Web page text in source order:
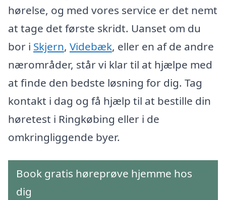
hørelse, og med vores service er det nemt
at tage det første skridt. Uanset om du
bor i Skjern, Videbæk, eller en af de andre
nærområder, står vi klar til at hjælpe med
at finde den bedste løsning for dig. Tag
kontakt i dag og få hjælp til at bestille din
høretest i Ringkøbing eller i de
omkringliggende byer.
Book gratis høreprøve hjemme hos
dig